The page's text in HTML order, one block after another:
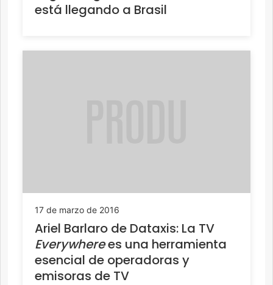
está llegando a Brasil
17 de marzo de 2016
Ariel Barlaro de Dataxis: La TV
Everywherees una herramienta
esencial de operadoras y
emisoras de TV